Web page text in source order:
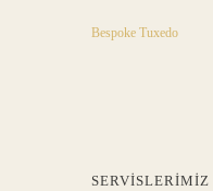
Bespoke Tuxedo
SERVISLERIMIZ